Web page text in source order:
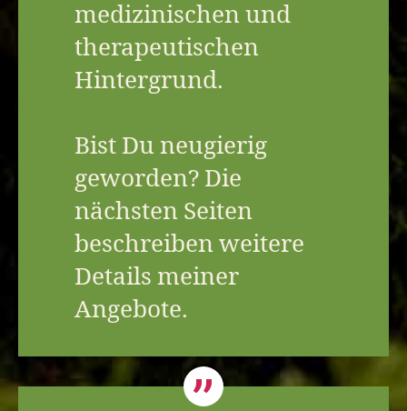
medizinischen und
therapeutischen
Hintergrund.
Bist Du neugierig
geworden? Die
nächsten Seiten
beschreiben weitere
Details meiner
Angebote.